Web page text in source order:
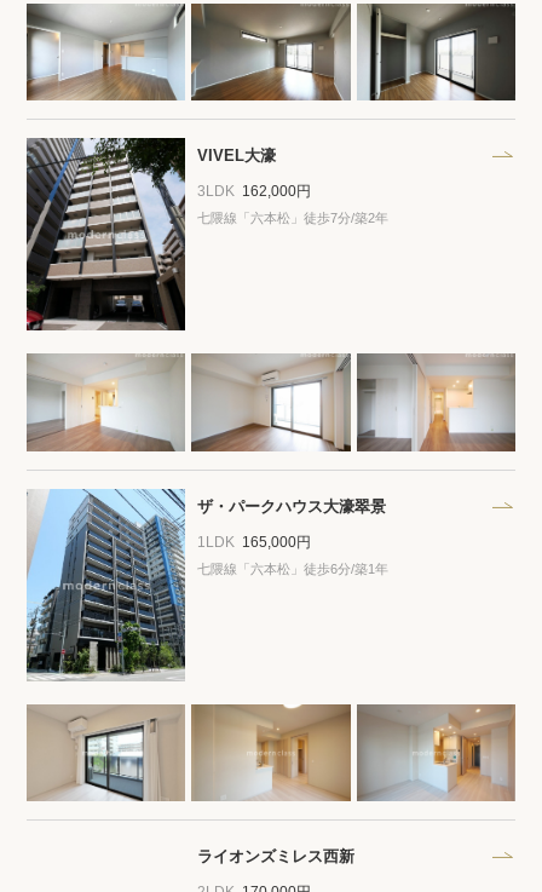
VIVEL大濠
3LDK 162,000円
七隈線「六本松」徒歩7分/築2年
ザ・パークハウス大濠翠景
1LDK 165,000円
七隈線「六本松」徒歩6分/築1年
ライオンズミレス西新